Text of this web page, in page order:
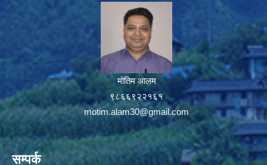
मोतिम आलम
९८६६९२२१६१
motim.alam30@gmail.com
सम्पर्क